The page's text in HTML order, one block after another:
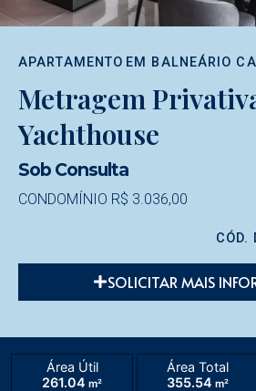
APARTAMENTO EM BALNEÁRIO
Metragem
Yachthouse
Sob Consulta
CONDOMÍNIO R$ 3.036,00
CÓD.
SOLICITAR MAIS
Área Útil
261.04 m²
Área Total
355.54 m²